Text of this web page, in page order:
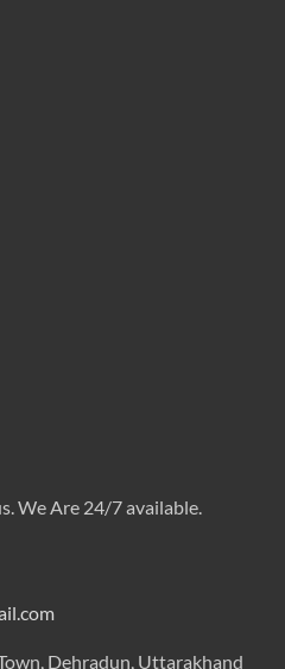
We Are 24/7 available.
Dehradun, Uttarakhand